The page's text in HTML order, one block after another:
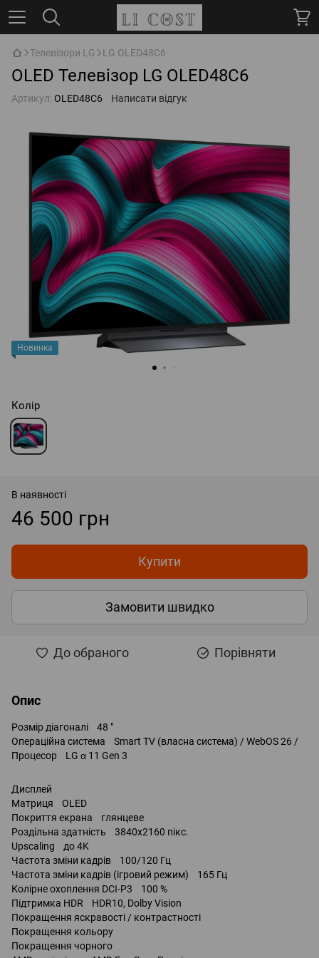
Телевізори LG LG OLED48C6
OLED Телевізор LG OLED48C6
Артикул: OLED48C6 Написати відгук
Новинка
Колір
В наявності
46 500 грн
Купити
Замовити швидко
До обраного Порівняти
Опис
Розмір діагоналі 48 "
Операційна система Smart TV (власна система) / WebOS 26 /
Процесор LG α 11 Gen 3
Дисплей
Матриця OLED
Покриття екрана глянцеве
Роздільна здатність 3840x2160 пікс.
Upscaling до 4K
Частота зміни кадрів 100/120 Гц
Частота зміни кадрів (ігровий режим) 165 Гц
Колірне охоплення DCI-P3 100 %
Підтримка HDR HDR10, Dolby Vision
Покращення яскравості / контрастності
Покращення кольору
Покращення чорного